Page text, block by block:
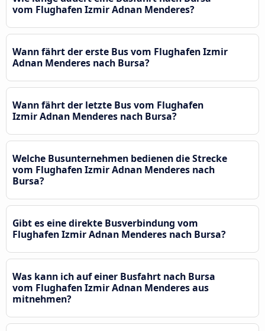
vom Flughafen Izmir Adnan Menderes?
Wann fährt der erste Bus vom Flughafen Izmir
Adnan Menderes nach Bursa?
Wann fährt der letzte Bus vom Flughafen
Izmir Adnan Menderes nach Bursa?
Welche Busunternehmen bedienen die Strecke
vom Flughafen Izmir Adnan Menderes nach
Bursa?
Gibt es eine direkte Busverbindung vom
Flughafen Izmir Adnan Menderes nach Bursa?
Was kann ich auf einer Busfahrt nach Bursa
vom Flughafen Izmir Adnan Menderes aus
mitnehmen?